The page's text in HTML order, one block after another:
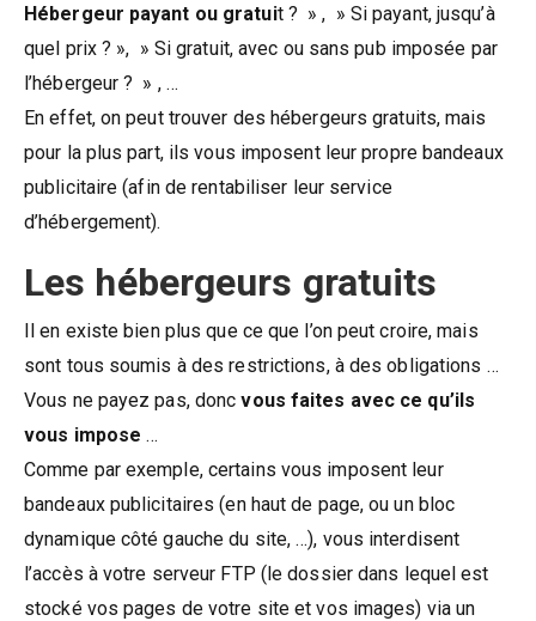
Hébergeur payant ou gratuit ? » , » Si payant, jusqu’à
quel prix ? », » Si gratuit, avec ou sans pub imposée par
l’hébergeur ? » , …
En effet, on peut trouver des hébergeurs gratuits, mais
pour la plus part, ils vous imposent leur propre bandeaux
publicitaire (afin de rentabiliser leur service
d’hébergement).
Les hébergeurs gratuits
Il en existe bien plus que ce que l’on peut croire, mais
sont tous soumis à des restrictions, à des obligations …
Vous ne payez pas, doncvous faites avec ce qu’ils
vous impose …
Comme par exemple, certains vous imposent leur
bandeaux publicitaires (en haut de page, ou un bloc
dynamique côté gauche du site, …), vous interdisent
l’accès à votre serveur FTP (le dossier dans lequel est
stocké vos pages de votre site et vos images) via un